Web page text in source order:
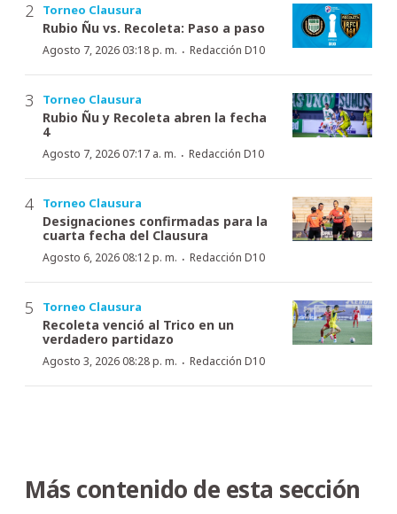
Torneo Clausura
Rubio Ñu vs. Recoleta: Paso a paso
Agosto 7, 2026 03:18 p. m. · Redacción D10
Torneo Clausura
Rubio Ñu y Recoleta abren la fecha
4
Agosto 7, 2026 07:17 a. m. · Redacción D10
Torneo Clausura
Designaciones confirmadas para la
cuarta fecha del Clausura
Agosto 6, 2026 08:12 p. m. · Redacción D10
Torneo Clausura
Recoleta venció al Trico en un
verdadero partidazo
Agosto 3, 2026 08:28 p. m. · Redacción D10
Más contenido de esta sección